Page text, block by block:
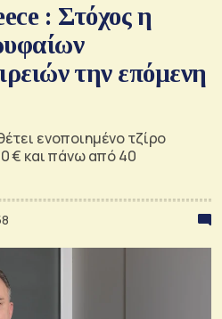
: Στόχος η
την επόμενη
ενοποιημένο τζίρο
€ και πάνω από 40